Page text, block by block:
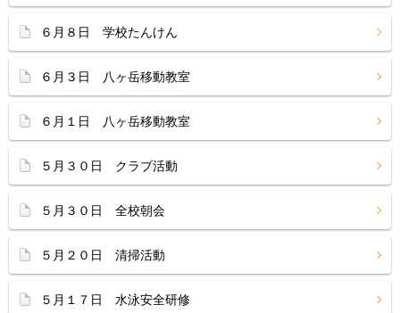
６月８日 学校たんけん
６月３日 八ヶ岳移動教室
６月１日 八ヶ岳移動教室
５月３０日 クラブ活動
５月３０日 全校朝会
５月２０日 清掃活動
５月１７日 水泳安全研修